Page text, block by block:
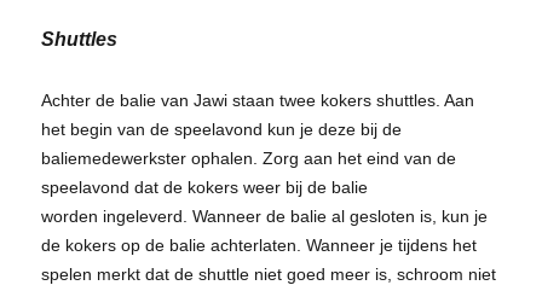
Shuttles
Achter de balie van Jawi staan twee kokers shuttles. Aan
het begin van de speelavond kun je deze bij de
baliemedewerkster ophalen. Zorg aan het eind van de
speelavond dat de kokers weer bij de balie
worden ingeleverd. Wanneer de balie al gesloten is, kun je
de kokers op de balie achterlaten. Wanneer je tijdens het
spelen merkt dat de shuttle niet goed meer is, schroom niet